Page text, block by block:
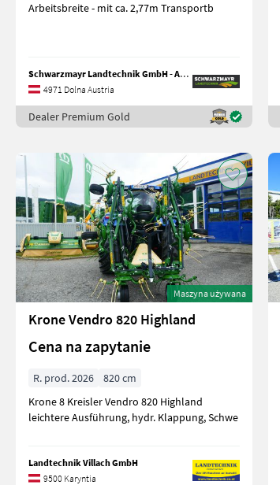
Arbeitsbreite - mit ca. 2,77m Transportb
Schwarzmayr Landtechnik GmbH - Aurolzmünster
4971 Dolna Austria
Dealer Premium Gold
Maszyna używana
Krone Vendro 820 Highland
Cena na zapytanie
R. prod. 2026
820 cm
Krone 8 Kreisler Vendro 820 Highland
leichtere Ausführung, hydr. Klappung, Schwe
Landtechnik Villach GmbH
9500 Karyntia